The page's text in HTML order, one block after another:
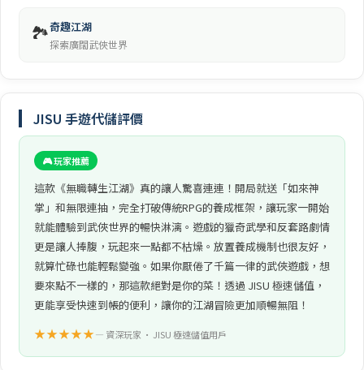
🏞️奇趣江湖
探索廣闊武俠世界
JISU 手遊代儲評價
🎮 玩家推薦
這款《無職轉生江湖》真的讓人驚喜連連！開局就送「如來神
掌」和無限連抽，完全打破傳統RPG的養成框架，讓玩家一開始
就能體驗到武俠世界的暢快淋漓。遊戲的獵奇武學和反套路劇情
更是讓人捧腹，玩起來一點都不枯燥。放置養成機制也很友好，
就算忙碌也能輕鬆變強。如果你厭倦了千篇一律的武俠遊戲，想
要來點不一樣的，那這款絕對是你的菜！透過 JISU 極速儲值，
更能享受快速到帳的便利，讓你的江湖冒險更加順暢無阻！
★★★★★— 資深玩家 • JISU 極速儲值用戶